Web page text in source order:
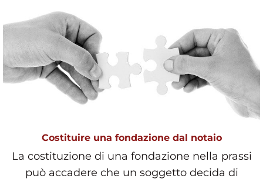
Costituire una fondazione dal notaio
La costituzione di una fondazione nella prassi
può accadere che un soggetto decida di